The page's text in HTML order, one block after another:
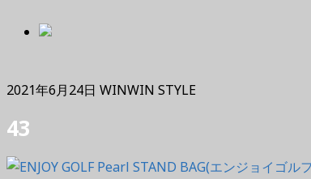
2021年6月24日 WINWIN STYLE
43